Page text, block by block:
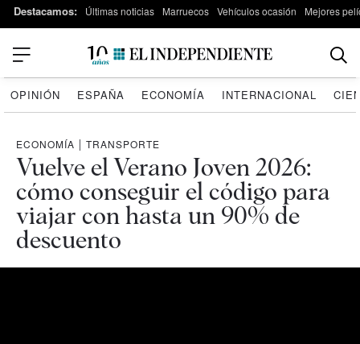
Destacamos: Últimas noticias Marruecos Vehículos ocasión Mejores
OPINIÓN ESPAÑA ECONOMÍA INTERNACIONAL
ECONOMÍA | TRANSPORTE
Vuelve el Verano Joven 2026:
cómo conseguir el código para
viajar con hasta un 90% de
descuento